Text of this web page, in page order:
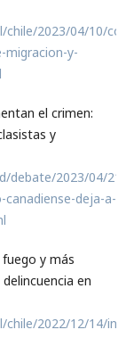
2023/04/10/
migracion-y-
el crimen:
y
debate/2023/04/21/
deja-a-
y más
en
2022/12/14/